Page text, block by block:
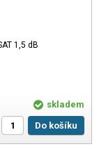
1,5 dB
skladem
Do košíku